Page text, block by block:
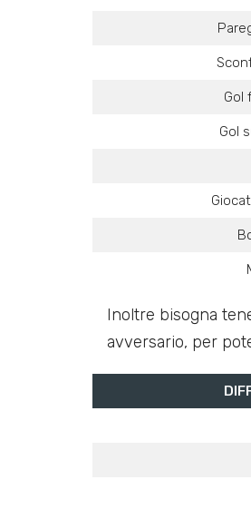
Gol
Gol
Inoltre bisogna
avversario, per